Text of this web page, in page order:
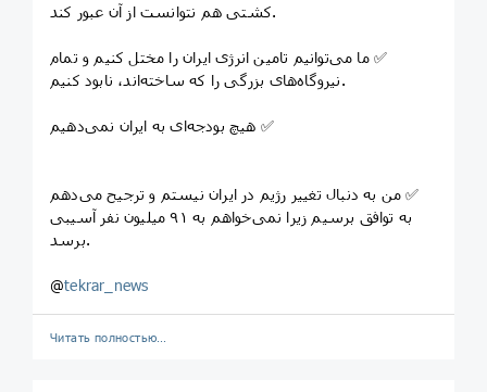
کشتی هم نتوانست از آن عبور کند.
‏✅ ما می‌توانیم تامین انرژی ایران را مختل کنیم و تمام
نیروگاه‌های بزرگی را که ساخته‌اند، نابود کنیم.
‏✅ هیچ بودجه‌ای به ایران نمی‌دهیم
‏✅ من به دنبال تغییر رژیم در ایران نیستم و ترجیح می‌دهم
به توافق برسیم زیرا نمی‌خواهم به ۹۱ میلیون نفر آسیبی
برسد.
@tekrar_news
Читать полностью…